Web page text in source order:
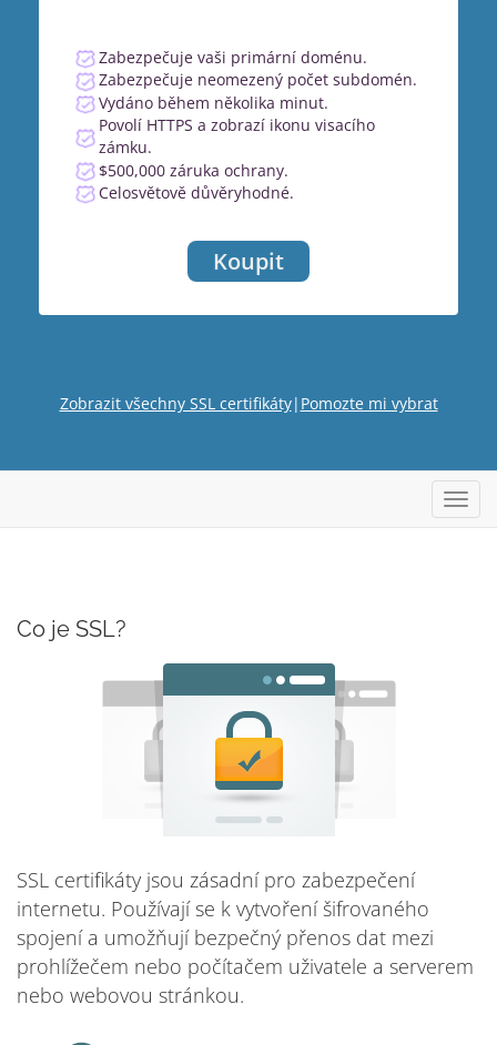
Zabezpečuje vaši primární doménu.
Zabezpečuje neomezený počet subdomén.
Vydáno během několika minut.
Povolí HTTPS a zobrazí ikonu visacího
zámku.
$500,000 záruka ochrany.
Celosvětově důvěryhodné.
Koupit
Zobrazit všechny SSL certifikáty| Pomozte mi vybrat
Co je SSL?
SSL certifikáty jsou zásadní pro zabezpečení
internetu. Používají se k vytvoření šifrovaného
spojení a umožňují bezpečný přenos dat mezi
prohlížečem nebo počítačem uživatele a serverem
nebo webovou stránkou.